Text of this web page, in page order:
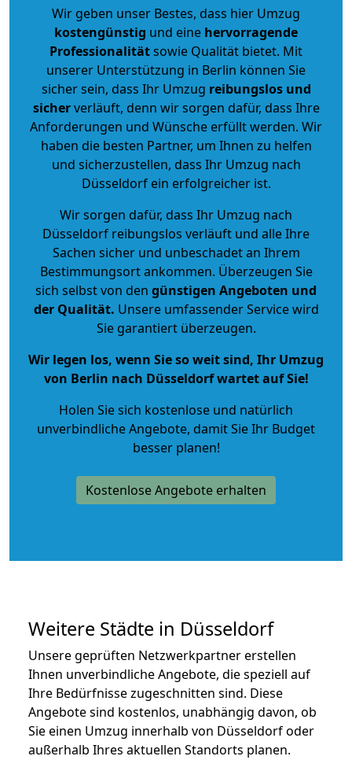
Wir geben unser Bestes, dass hier Umzug
kostengünstig und eine hervorragende
Professionalitätsowie Qualität bietet. Mit
unserer Unterstützung in Berlin können Sie
sicher sein, dass Ihr Umzug reibungslos und
sicherverläuft, denn wir sorgen dafür, dass Ihre
Anforderungen und Wünsche erfüllt werden. Wir
haben die besten Partner, um Ihnen zu helfen
und sicherzustellen, dass Ihr Umzug nach
Düsseldorf ein erfolgreicher ist.
Wir sorgen dafür, dass Ihr Umzug nach
Düsseldorf reibungslos verläuft und alle Ihre
Sachen sicher und unbeschadet an Ihrem
Bestimmungsort ankommen. Überzeugen Sie
sich selbst von den günstigen Angeboten und
der Qualität. Unsere umfassender Service wird
Sie garantiert überzeugen.
Wir legen los, wenn Sie so weit sind, Ihr Umzug
von Berlin nach Düsseldorf wartet auf Sie!
Holen Sie sich kostenlose und natürlich
unverbindliche Angebote, damit Sie Ihr Budget
besser planen!
Kostenlose Angebote erhalten
Weitere Städte in Düsseldorf
Unsere geprüften Netzwerkpartner erstellen
Ihnen unverbindliche Angebote, die speziell auf
Ihre Bedürfnisse zugeschnitten sind. Diese
Angebote sind kostenlos, unabhängig davon, ob
Sie einen Umzug innerhalb von Düsseldorf oder
außerhalb Ihres aktuellen Standorts planen.